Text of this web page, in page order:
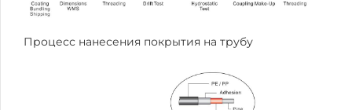
Процесс нанесения покрытия на трубу